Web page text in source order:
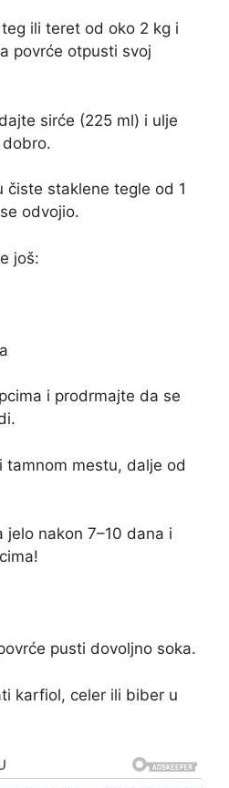
ili teret od oko 2 kg i
povrće otpusti svoj
sirće (225 ml) i ulje
dobro.
čiste staklene tegle od 1
odvojio.
još:
i prodrmajte da se
tamnom mestu, dalje od
jelo nakon 7–10 dana i
pusti dovoljno soka.
karfiol, celer ili biber u